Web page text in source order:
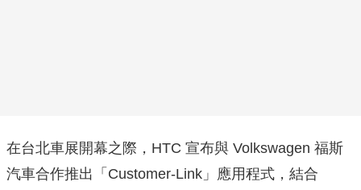
在台北車展開幕之際，HTC 宣布與 Volkswagen 福斯
汽車合作推出「Customer-Link」應用程式，結合